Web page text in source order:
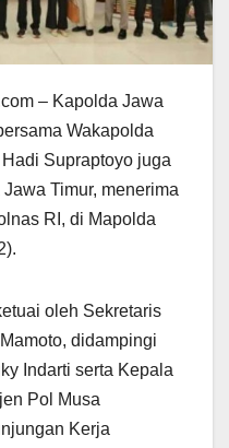
– Kapolda Jawa
Wakapolda
Supraptoyo juga
Timur, menerima
RI, di Mapolda
oleh Sekretaris
didampingi
Indarti serta Kepala
Pol Musa
Kerja